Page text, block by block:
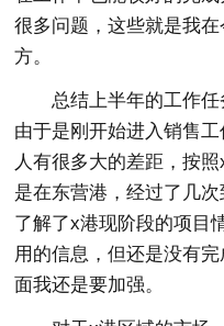
很多问题，这些就是我
方。
总结上半年的工作
由于是刚开始进入销售
人有很多大的差距，按
是在东营港，经过了几
了解了x港现阶段的项目
用的信息，但还是没有
面我还是要加强。